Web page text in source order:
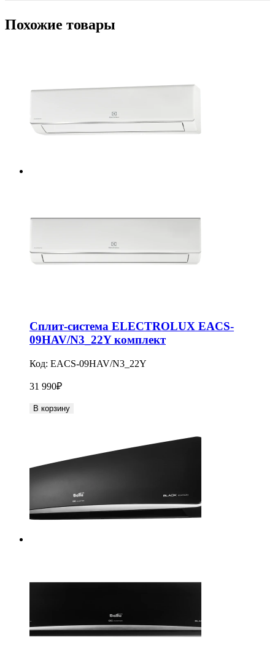
Похожие товары
Сплит-система ELECTROLUX EACS-
09HAV/N3_22Y комплект
Код: EACS-09HAV/N3_22Y
31 990₽
В корзину